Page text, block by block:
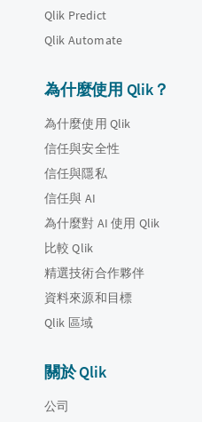
Qlik Predict
Qlik Automate
為什麼使用 Qlik？
為什麼使用 Qlik
信任與安全性
信任與隱私
信任與 AI
為什麼對 AI 使用 Qlik
比較 Qlik
精選技術合作夥伴
資料來源和目標
Qlik 區域
關於 Qlik
公司